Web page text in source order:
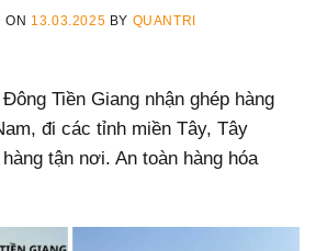
ON 13.03.2025 BY QUANTRI
Tiền Giang nhận ghép hàng
đi các tỉnh miền Tây, Tây
tận nơi. An toàn hàng hóa